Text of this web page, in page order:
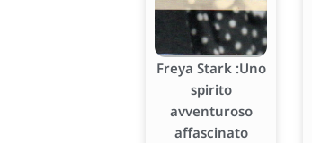
Freya Stark :Uno
spirito
avventuroso
affascinato